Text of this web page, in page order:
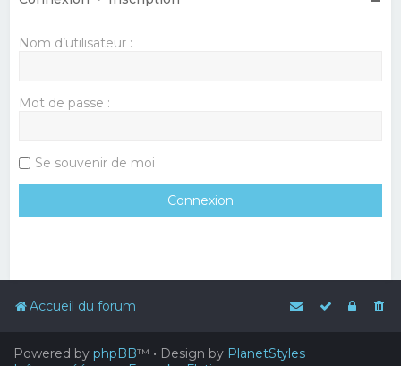
Nom d’utilisateur :
Mot de passe :
Se souvenir de moi
Accueil du forum
Powered by phpBB™ • Design by PlanetStyles